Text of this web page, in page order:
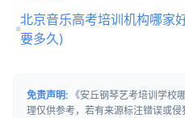
北京音乐高考培训机构哪家
要多久)
免责声明: 《安丘钢琴艺考培训学校
理仅供参考，若有来源标注错误或